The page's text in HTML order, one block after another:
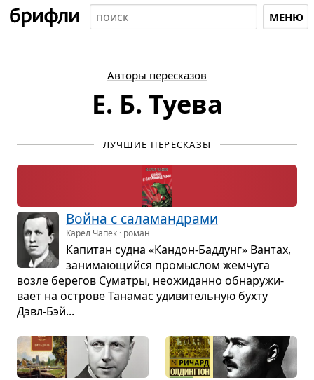
МЕНЮ
Авторы пересказов
Е. Б. Туева
ЛУЧШИЕ ПЕРЕСКАЗЫ
Война с сала­ман­драми
Карел Чапек · роман
Капи­тан судна «Кан­дон-Бад­дунг» Ван­тах,
зани­ма­ю­щийся про­мыс­лом жем­чуга
возле бере­гов Суматры, неожи­данно обна­ру­жи­
вает на острове Тана­мас уди­ви­тель­ную бухту
Дэвл-Бэй...